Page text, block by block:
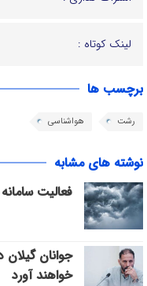
لینک کوتاه :
برچسب ها
رشت هواشناسی
نوشته های مشابه
فعالیت سامانه
جوانان گیلان
خواهند آورد